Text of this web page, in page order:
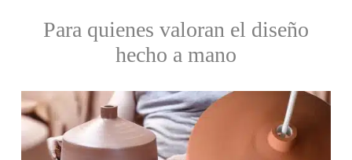
Para quienes valoran el diseño
hecho a mano